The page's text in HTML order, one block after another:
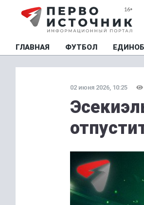
ГЛАВНАЯ ФУТБОЛ
02 июня 2026, 10:25